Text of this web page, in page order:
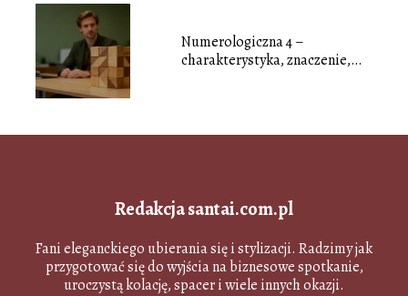
Numerologiczna 4 –
charakterystyka, znaczenie,
Redakcja santai.com.pl
Fani eleganckiego ubierania się i stylizacji. Radzimy jak
przygotować się do wyjścia na biznesowe spotkanie,
uroczystą kolację, spacer i wiele innych okazji.